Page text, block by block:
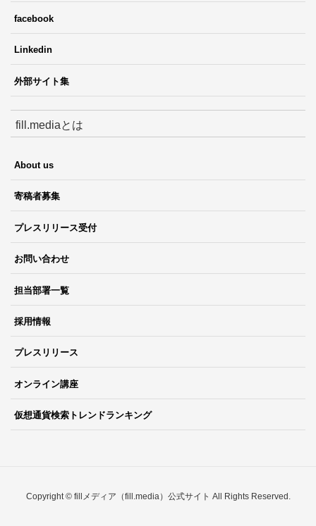
facebook
Linkedin
外部サイト集
fill.mediaとは
About us
寄稿者募集
プレスリリース受付
お問い合わせ
担当部署一覧
採用情報
プレスリリース
オンライン講座
仮想通貨検索トレンドランキング
Copyright © fillメディア（fill.media）公式サイト All Rights Reserved.